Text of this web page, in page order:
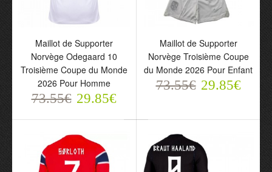
Maillot de Supporter
Norvège Odegaard 10
Troisième Coupe du
Monde 2026 Pour
Homme
73.55€ 29.85€
Maillot de Supporter
Norvège Troisième
Coupe du Monde 2026
73.55€
Maillot de Supporter
Norvège Odegaard 10
Troisième Coupe du Monde
2026 Pour Homme
73.55€ 29.85€
Maillot de Supporter
Norvège Troisième Coupe
du Monde 2026 Pour Enfant
73.55€ 29.85€